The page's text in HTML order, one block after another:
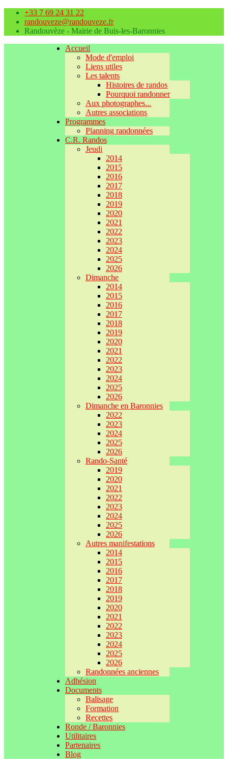
+33 7 69 24 31 22
randouveze@randouveze.fr
Randouvèze - Mairie de Buis-les-Baronnies
Accueil
Mode d'emploi
Liens utiles
Les talents
Histoires de randos
Pourquoi randonner
Aux photographes...
Autres associations
Programmes
Planning randonnées
C.R. Randos
Jeudi
2014
2015
2016
2017
2018
2019
2020
2021
2022
2023
2024
2025
2026
Dimanche
2014
2015
2016
2017
2018
2019
2020
2021
2022
2023
2024
2025
2026
Dimanche en Baronnies
2022
2023
2024
2025
2026
Rando-Santé
2019
2020
2021
2022
2023
2024
2025
2026
Autres manifestations
2014
2015
2016
2017
2018
2019
2020
2021
2022
2023
2024
2025
2026
Randonnées anciennes
Adhésion
Documents
Balisage
Formation
Recettes
Ronde / Baronnies
Utilitaires
Partenaires
Blog